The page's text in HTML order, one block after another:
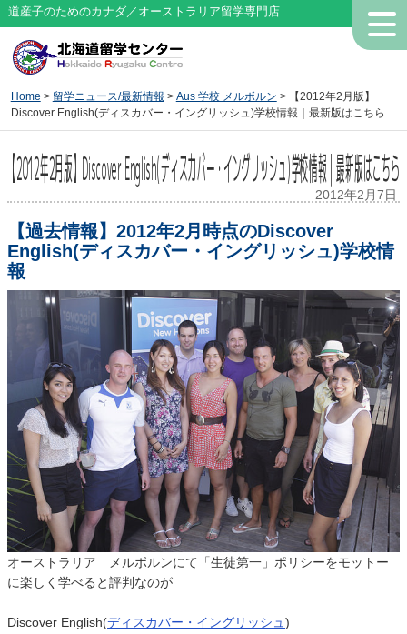
道産子のためのカナダ／オーストラリア留学専門店
Home > 留学ニュース/最新情報 > Aus 学校 メルボルン > 【2012年2月版】
Discover English(ディスカバー・イングリッシュ)学校情報｜最新版はこちら
【2012年2月版】Discover English(ディスカバー・イングリッシュ)学校情報｜最新版はこちら
2012年2月7日
【過去情報】2012年2月時点のDiscover
English(ディスカバー・イングリッシュ)学校情
報
オーストラリア メルボルンにて「生徒第一」ポリシーをモットー
に楽しく学べると評判なのが
Discover English(ディスカバー・イングリッシュ)